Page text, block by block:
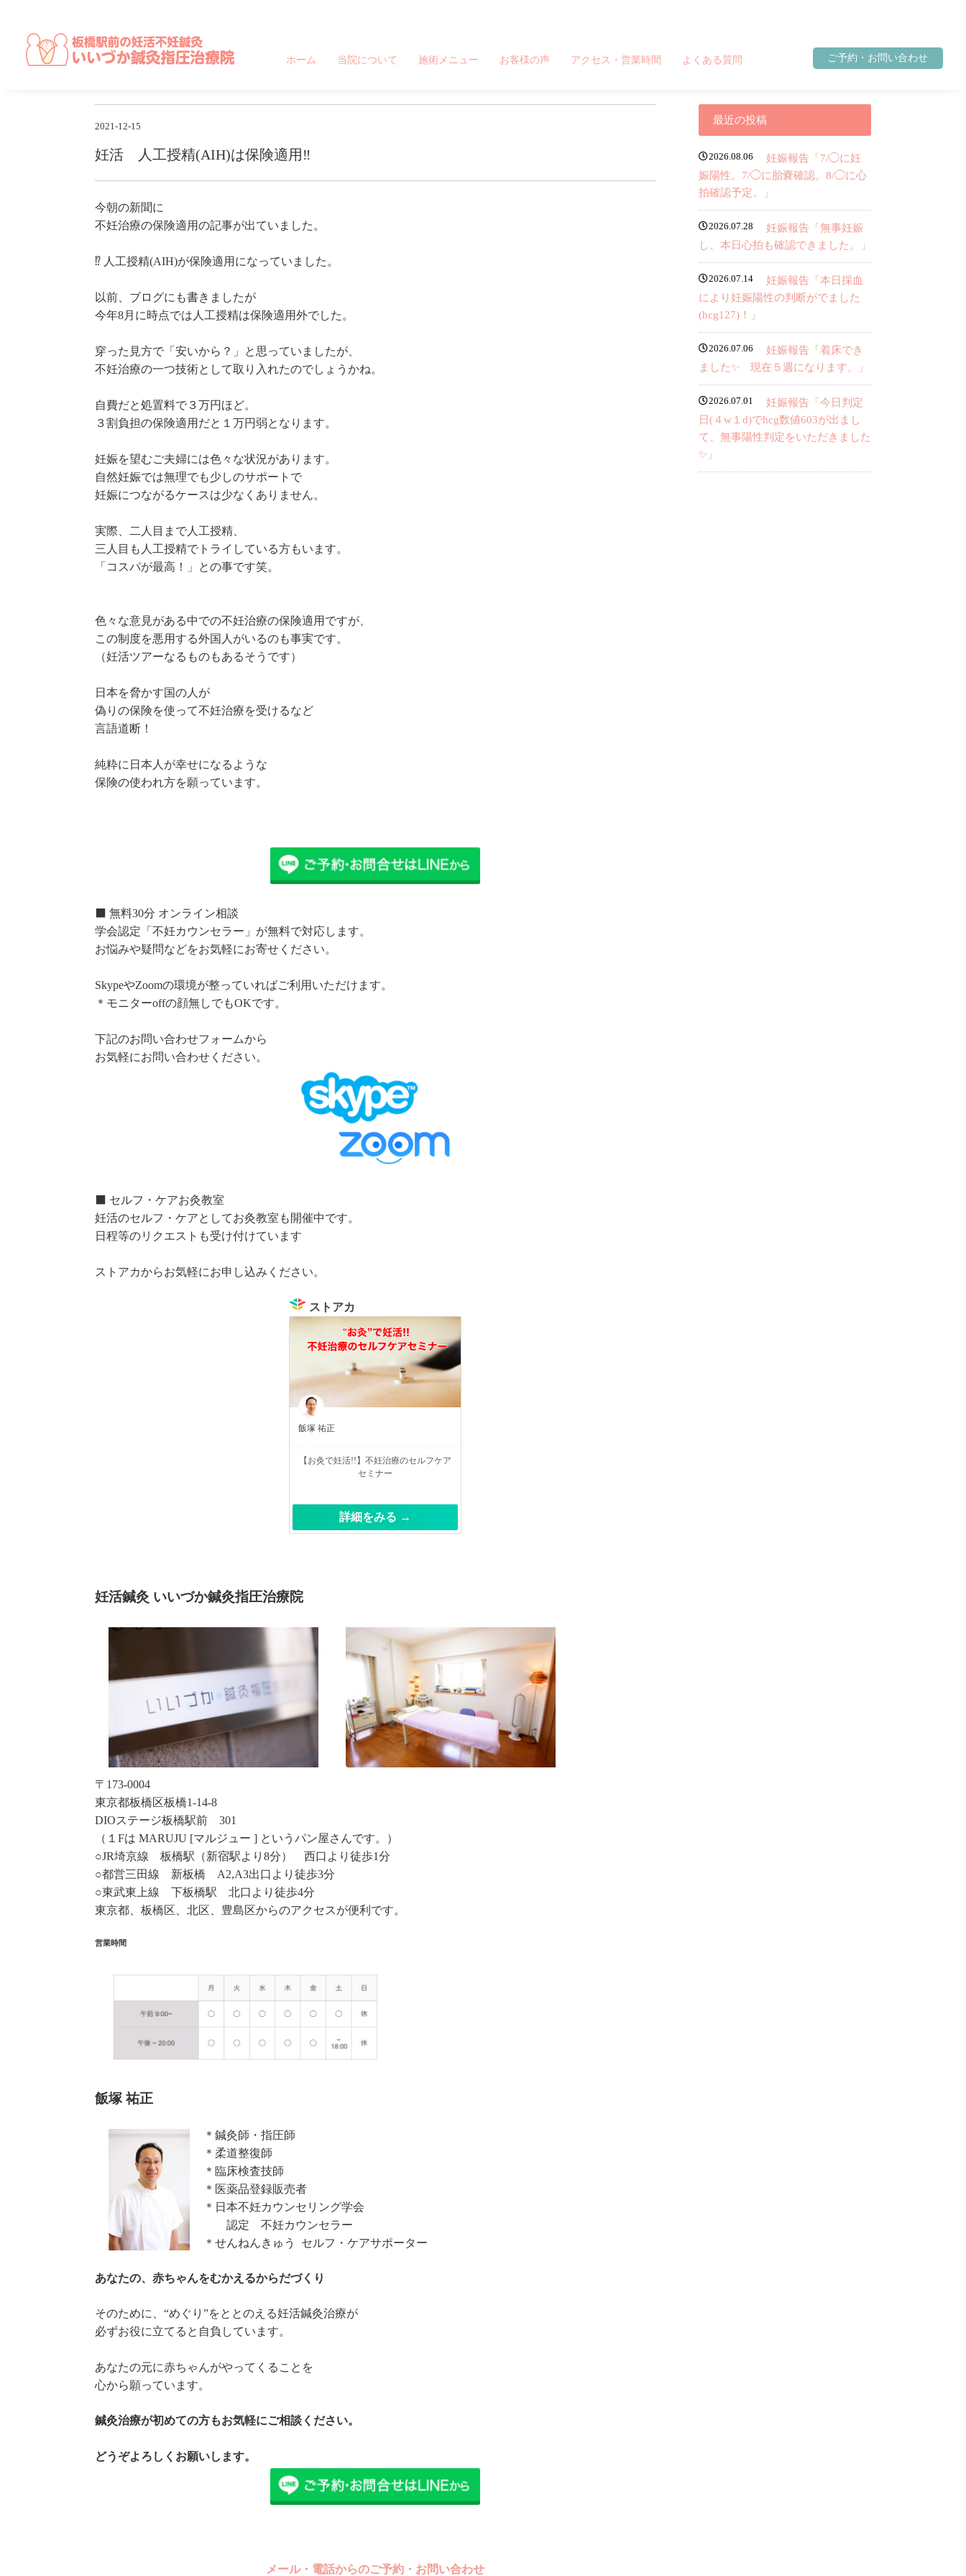
ホーム 当院について 施術メニュー お客様の声 アクセス・営業時間 よくある質問 ご予約・お問い合わせ
2021-12-15
妊活 人工授精(AIH)は保険適用‼️
今朝の新聞に
不妊治療の保険適用の記事が出ていました。
⁉︎ 人工授精(AIH)が保険適用になっていました。
以前、ブログにも書きましたが
今年8月に時点では人工授精は保険適用外でした。
穿った見方で「安いから？」と思っていましたが、
不妊治療の一つ技術として取り入れたのでしょうかね。
自費だと処置料で３万円ほど。
３割負担の保険適用だと１万円弱となります。
妊娠を望むご夫婦には色々な状況があります。
自然妊娠では無理でも少しのサポートで
妊娠につながるケースは少なくありません。
実際、二人目まで人工授精、
三人目も人工授精でトライしている方もいます。
「コスパが最高！」との事です笑。
色々な意見がある中での不妊治療の保険適用ですが、
この制度を悪用する外国人がいるのも事実です。
（妊活ツアーなるものもあるそうです）
日本を脅かす国の人が
偽りの保険を使って不妊治療を受けるなど
言語道断！
純粋に日本人が幸せになるような
保険の使われ方を願っています。
⬛️ 無料30分 オンライン相談
学会認定「不妊カウンセラー」が無料で対応します。
お悩みや疑問などをお気軽にお寄せください。
SkypeやZoomの環境が整っていればご利用いただけます。
＊モニターoffの顔無しでもOKです。
下記のお問い合わせフォームから
お気軽にお問い合わせください。
⬛️ セルフ・ケアお灸教室
妊活のセルフ・ケアとしてお灸教室も開催中です。
日程等のリクエストも受け付けています
ストアカからお気軽にお申し込みください。
ストアカ
飯塚 祐正
【お灸で妊活!!】不妊治療のセルフケア
セミナー
詳細をみる →
妊活鍼灸 いいづか鍼灸指圧治療院
〒173-0004
東京都板橋区板橋1-14-8
DIOステージ板橋駅前 301
（１Fは MARUJU [マルジュー ] というパン屋さんです。）
○JR埼京線 板橋駅（新宿駅より8分） 西口より徒歩1分
○都営三田線 新板橋 A2,A3出口より徒歩3分
○東武東上線 下板橋駅 北口より徒歩4分
東京都、板橋区、北区、豊島区からのアクセスが便利です。
営業時間
飯塚 祐正
＊鍼灸師・指圧師
＊柔道整復師
＊臨床検査技師
＊医薬品登録販売者
＊日本不妊カウンセリング学会
認定 不妊カウンセラー
＊せんねんきゅう セルフ・ケアサポーター
あなたの、赤ちゃんをむかえるからだづくり
そのために、“めぐり”をととのえる妊活鍼灸治療が
必ずお役に立てると自負しています。
あなたの元に赤ちゃんがやってくることを
心から願っています。
鍼灸治療が初めての方もお気軽にご相談ください。
どうぞよろしくお願いします。
メール・電話からのご予約・お問い合わせ
最近の投稿
2026.08.06
妊娠報告「7/◯に妊
娠陽性。7/◯に胎嚢確認。8/◯に心
拍確認予定。」
2026.07.28
妊娠報告「無事妊娠
し、本日心拍も確認できました。」
2026.07.14
妊娠報告「本日採血
により妊娠陽性の判断がでました
(hcg127)！」
2026.07.06
妊娠報告「着床でき
ました✨ 現在５週になります。」
2026.07.01
妊娠報告「今日判定
日(４w１d)でhcg数値603が出まし
て、無事陽性判定をいただきました
✨」